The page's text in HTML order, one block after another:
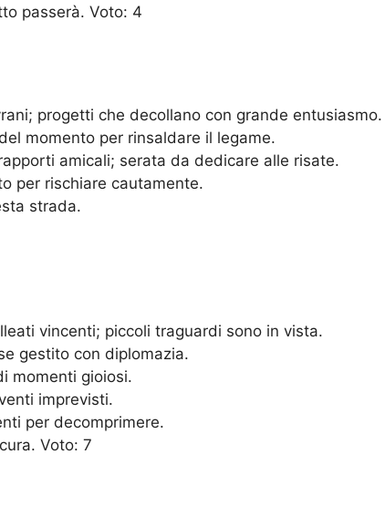
passerà. Voto: 4
progetti che decollano con grande entusiasmo.
momento per rinsaldare il legame.
amicali; serata da dedicare alle risate.
per rischiare cautamente.
strada.
vincenti; piccoli traguardi sono in vista.
gestito con diplomazia.
momenti gioiosi.
imprevisti.
per decomprimere.
Voto: 7